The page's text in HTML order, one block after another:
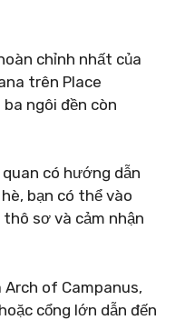
chỉnh nhất của
trên Place
ngôi đền còn
có hướng dẫn
bạn có thể vào
sơ và cảm nhận
Arch of Campanus,
cổng lớn dẫn đến